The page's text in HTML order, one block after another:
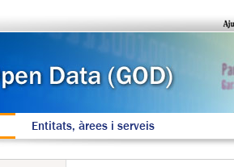
Entitats, àrees i serveis